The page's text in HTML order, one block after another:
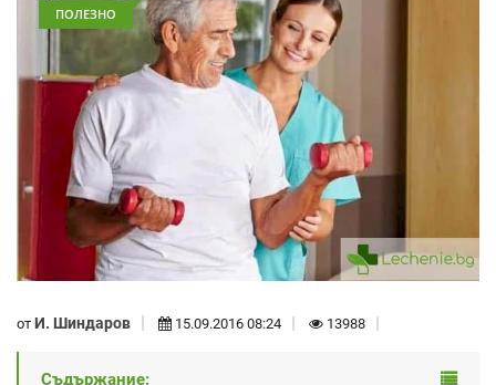
ПОЛЕЗНО
от И. Шиндаров 15.09.2016 08:24 13988
Съдържание: